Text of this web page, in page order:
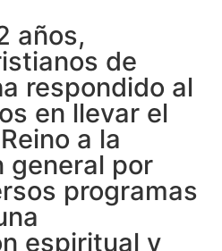
años,
de
respondido al
en llevar el
a la
general por
programas
espiritual y